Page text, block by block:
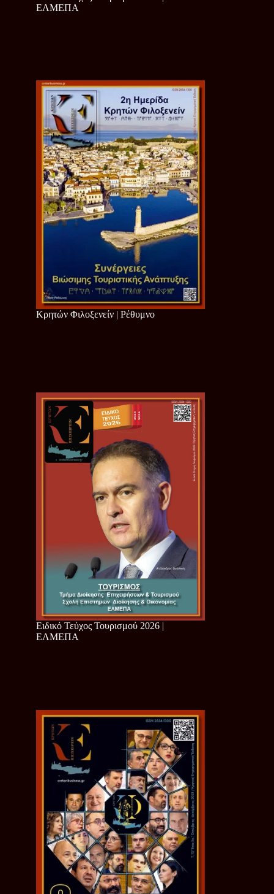
ΕΛΜΕΠΑ
Κρητών Φιλοξενείν | Ρέθυμνο
Ειδικό Τεύχος Τουρισμού 2026 |
ΕΛΜΕΠΑ